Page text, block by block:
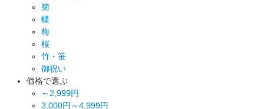
菊
蝶
梅
桜
竹・笹
御祝い
価格で選ぶ
～2,999円
3,000円～4,999円